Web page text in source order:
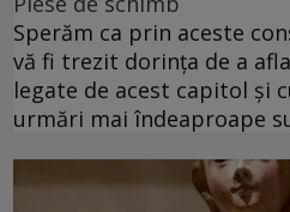
Sperăm ca prin aceste
vă fi trezit dorința de a
legate de acest capitol și
urmări mai îndeaproape